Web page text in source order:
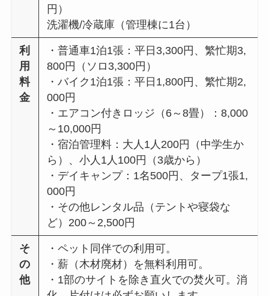
円）
洗濯機/冷蔵庫（管理棟に1台）
利
用
料
金
・普通車1泊1張：平日3,300円、繁忙期3,
800円（ソロ3,300円）
・バイク1泊1張：平日1,800円、繁忙期2,
000円
・エアコン付きロッジ（6～8畳）：8,000
～10,000円
・宿泊管理料：大人1人200円（中学生か
ら）、小人1人100円（3歳から）
・デイキャンプ：1名500円、タープ1張1,
000円
・その他レンタル品（テントや寝袋な
ど）200～2,500円
そ
の
他
・ペット同伴での利用可。
・薪（木材廃材）を無料利用可。
・1部のサイトを除き直火での焚火可。消